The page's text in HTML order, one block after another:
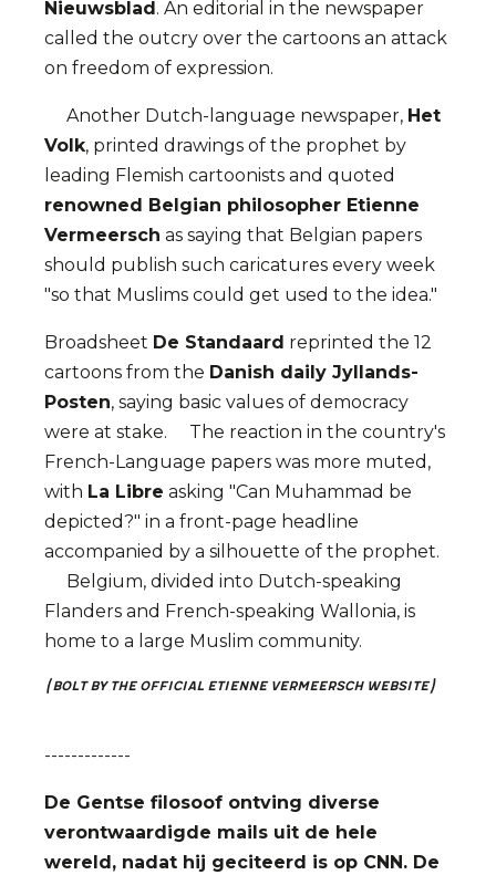
Nieuwsblad. An editorial in the newspaper
called the outcry over the cartoons an attack
on freedom of expression.
Another Dutch-language newspaper, Het
Volk, printed drawings of the prophet by
leading Flemish cartoonists and quoted
renowned Belgian philosopher Etienne
Vermeersch as saying that Belgian papers
should publish such caricatures every week
"so that Muslims could get used to the idea."
Broadsheet De Standaard reprinted the 12
cartoons from the Danish daily Jyllands-
Posten, saying basic values of democracy
were at stake. The reaction in the country's
French-Language papers was more muted,
with La Libre asking "Can Muhammad be
depicted?" in a front-page headline
accompanied by a silhouette of the prophet.
Belgium, divided into Dutch-speaking
Flanders and French-speaking Wallonia, is
home to a large Muslim community.
(Bolt by the Official Etienne Vermeersch Website)
-------------
De Gentse filosoof ontving diverse
verontwaardigde mails uit de hele
wereld, nadat hij geciteerd is op CNN. De